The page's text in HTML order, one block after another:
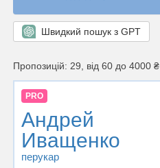
Швидкий пошук з GPT
Пропозицій: 29, від 60 до 4000 ₴
PRO
Андрей
Иващенко
перукар